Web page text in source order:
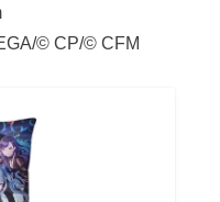
© CP/© CFM